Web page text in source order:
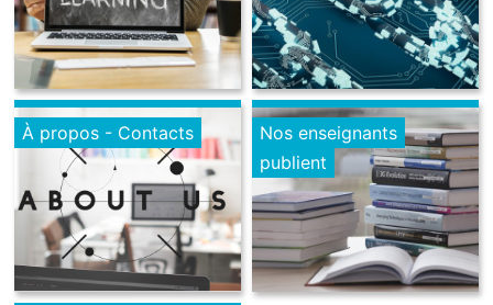
À propos - Contacts
Nos enseignants
publient